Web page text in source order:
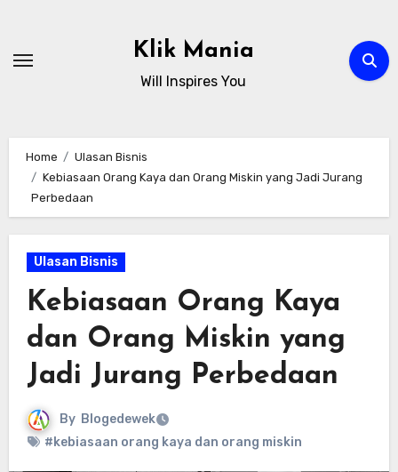
content
Klik Mania
Will Inspires You
Home
Ulasan Bisnis
Kebiasaan Orang Kaya dan Orang Miskin yang Jadi Jurang
Perbedaan
Ulasan Bisnis
Kebiasaan Orang Kaya
dan Orang Miskin yang
Jadi Jurang Perbedaan
By Blogedewek
#kebiasaan orang kaya dan orang miskin